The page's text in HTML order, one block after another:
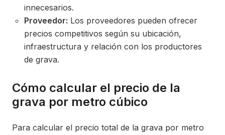
innecesarios.
Proveedor: Los proveedores pueden ofrecer
precios competitivos según su ubicación,
infraestructura y relación con los productores
de grava.
Cómo calcular el precio de la
grava por metro cúbico
Para calcular el precio total de la grava por metro